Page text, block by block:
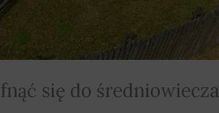
się do średniowiecza